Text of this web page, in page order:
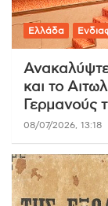
Ελλάδα
και το
Γερμανούς
08/07/2026, 13:18